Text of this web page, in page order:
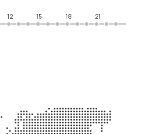
12 15 18 21